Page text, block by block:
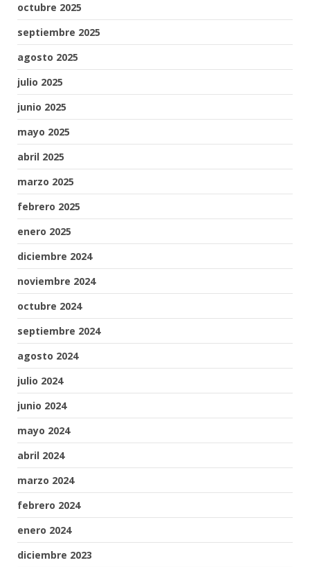
octubre 2025
septiembre 2025
agosto 2025
julio 2025
junio 2025
mayo 2025
abril 2025
marzo 2025
febrero 2025
enero 2025
diciembre 2024
noviembre 2024
octubre 2024
septiembre 2024
agosto 2024
julio 2024
junio 2024
mayo 2024
abril 2024
marzo 2024
febrero 2024
enero 2024
diciembre 2023